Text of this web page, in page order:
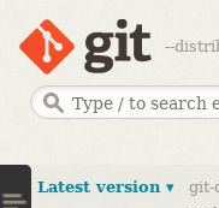
--
Latest version ▾
git-